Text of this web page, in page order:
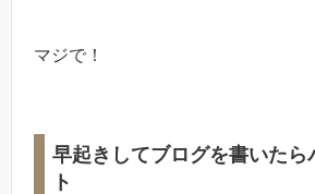
マジで！
早起きしてブログを書いたら
ト